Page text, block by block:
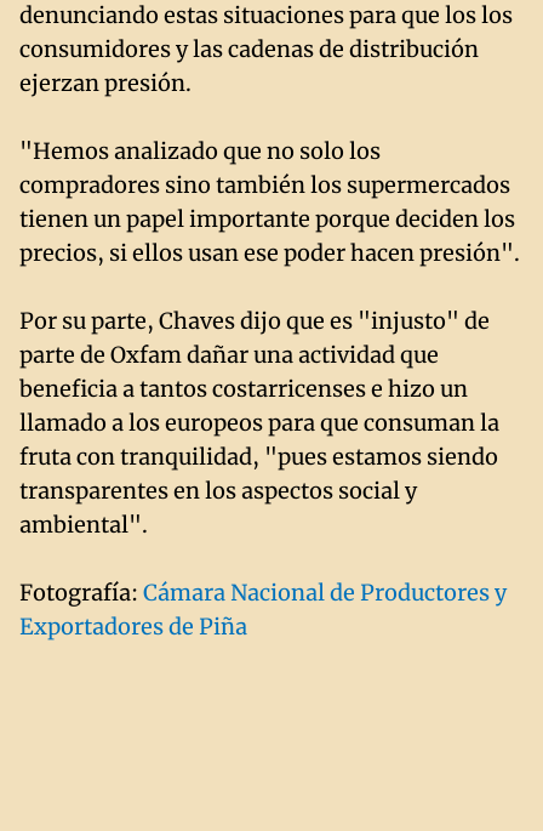
denunciando estas situaciones para que los los
consumidores y las cadenas de distribución
ejerzan presión.
"Hemos analizado que no solo los
compradores sino también los supermercados
tienen un papel importante porque deciden los
precios, si ellos usan ese poder hacen presión".
Por su parte, Chaves dijo que es "injusto" de
parte de Oxfam dañar una actividad que
beneficia a tantos costarricenses e hizo un
llamado a los europeos para que consuman la
fruta con tranquilidad, "pues estamos siendo
transparentes en los aspectos social y
ambiental".
Fotografía: Cámara Nacional de Productores y
Exportadores de Piña